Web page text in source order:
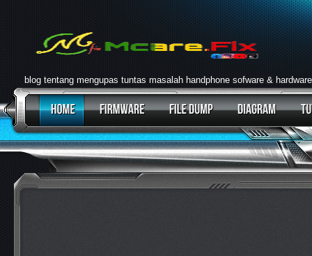
blog tentang mengupas tuntas masalah handphone sofware & hardware